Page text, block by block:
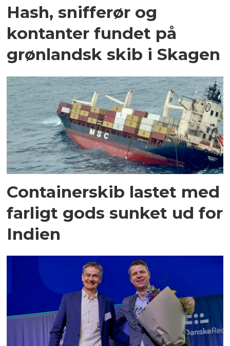
Hash, snifferør og
kontanter fundet på
grønlandsk skib i Skagen
Containerskib lastet med
farligt gods sunket ud for
Indien